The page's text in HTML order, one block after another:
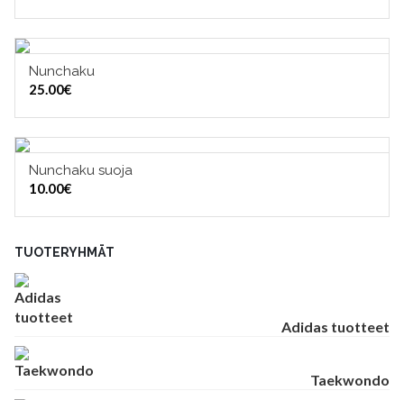
Nunchaku
25.00€
Nunchaku suoja
10.00€
TUOTERYHMÄT
Adidas tuotteet
Taekwondo